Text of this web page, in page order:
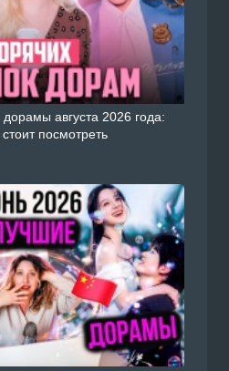
августа 2026 года:
посмотреть